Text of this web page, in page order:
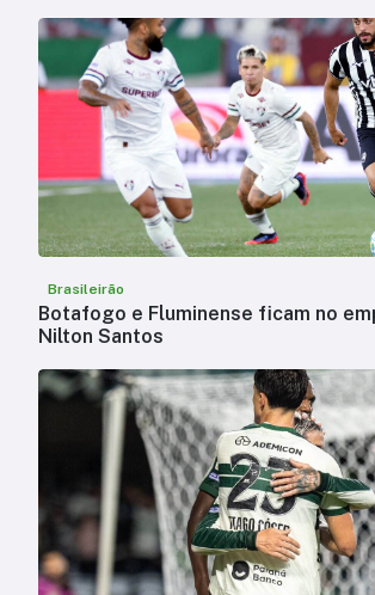
Brasileirão
Botafogo e Fluminense ficam no
Nilton Santos